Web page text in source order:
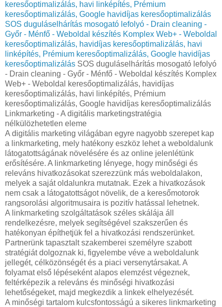
keresőoptimalizálás, havi linképítés, Prémium
keresőoptimalizálás, Google havidíjas keresőoptimalizálás
SOS duguláselhárítás mosogató lefolyó - Drain cleaning -
Győr - Ménfő - Weboldal készítés Komplex Web+ - Weboldal
keresőoptimalizálás, havidíjas keresőoptimalizálás, havi
linképítés, Prémium keresőoptimalizálás, Google havidíjas
keresőoptimalizálás SOS duguláselhárítás mosogató lefolyó
- Drain cleaning - Győr - Ménfő - Weboldal készítés Komplex
Web+ - Weboldal keresőoptimalizálás, havidíjas
keresőoptimalizálás, havi linképítés, Prémium
keresőoptimalizálás, Google havidíjas keresőoptimalizálás
Linkmarketing - A digitális marketingstratégia
nélkülözhetetlen eleme
A digitális marketing világában egyre nagyobb szerepet kap
a linkmarketing, mely hatékony eszköz lehet a weboldalunk
látogatottságának növelésére és az online jelenlétünk
erősítésére. A linkmarketing lényege, hogy minőségi és
releváns hivatkozásokat szerezzünk más weboldalakon,
melyek a saját oldalunkra mutatnak. Ezek a hivatkozások
nem csak a látogatottságot növelik, de a keresőmotorok
rangsorolási algoritmusaira is pozitív hatással lehetnek.
A linkmarketing szolgáltatások széles skálája áll
rendelkezésre, melyek segítségével szakszerűen és
hatékonyan építhetjük fel a hivatkozási rendszerünket.
Partnerünk tapasztalt szakemberei személyre szabott
stratégiát dolgoznak ki, figyelembe véve a weboldalunk
jellegét, célközönségét és a piaci versenytársakat. A
folyamat első lépéseként alapos elemzést végeznek,
feltérképezik a releváns és minőségi hivatkozási
lehetőségeket, majd megkezdik a linkek elhelyezését.
A minőségi tartalom kulcsfontosságú a sikeres linkmarketing